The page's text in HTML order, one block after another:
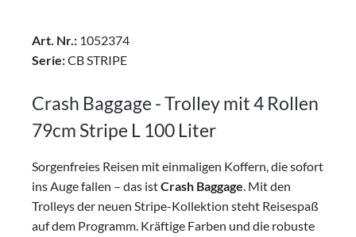
Art. Nr.: 1052374
Serie:CB STRIPE
Crash Baggage - Trolley mit 4 Rollen
79cm Stripe L 100 Liter
Sorgenfreies Reisen mit einmaligen Koffern, die sofort
ins Auge fallen – das istCrash Baggage. Mit den
Trolleys der neuen Stripe-Kollektion steht Reisespaß
auf dem Programm. Kräftige Farben und die robuste